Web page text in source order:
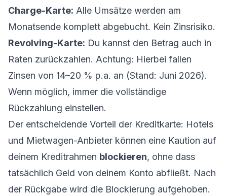
Charge-Karte: Alle Umsätze werden am
Monatsende komplett abgebucht. Kein Zinsrisiko.
Revolving-Karte: Du kannst den Betrag auch in
Raten zurückzahlen. Achtung: Hierbei fallen
Zinsen von 14–20 % p.a. an (Stand: Juni 2026).
Wenn möglich, immer die vollständige
Rückzahlung einstellen.
Der entscheidende Vorteil der Kreditkarte: Hotels
und Mietwagen-Anbieter können eine Kaution auf
deinem Kreditrahmen blockieren, ohne dass
tatsächlich Geld von deinem Konto abfließt. Nach
der Rückgabe wird die Blockierung aufgehoben.